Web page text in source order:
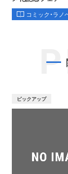
コミック・ラノ
ピックアップ